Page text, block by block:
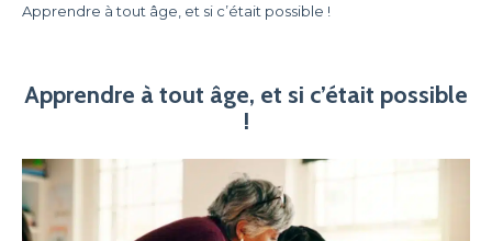
Apprendre à tout âge, et si c’était possible !
Apprendre à tout âge, et si c’était possible
!